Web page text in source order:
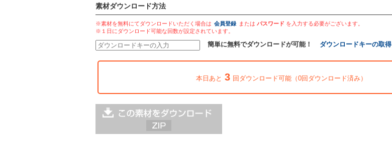
素材ダウンロード方法
※素材を無料にてダウンロードいただく場合は 会員登録 または パスワード を入力する必要がございます。
※１日にダウンロード可能な回数が設定されています。
簡単に無料でダウンロードが可能！ ダウンロードキーの取得
本日あと 3 回ダウンロード可能（0回ダウンロード済み）